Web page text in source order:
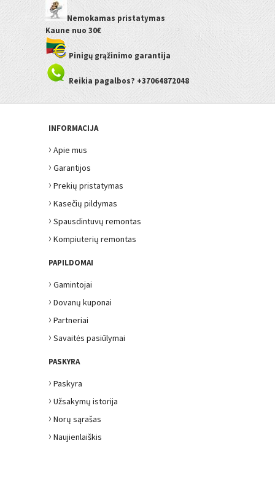
Nemokamas pristatymas
Kaune nuo 30€
Pinigų grąžinimo garantija
Reikia pagalbos? +37064872048
INFORMACIJA
› Apie mus
› Garantijos
› Prekių pristatymas
› Kasečių pildymas
› Spausdintuvų remontas
› Kompiuterių remontas
PAPILDOMAI
› Gamintojai
› Dovanų kuponai
› Partneriai
› Savaitės pasiūlymai
PASKYRA
› Paskyra
› Užsakymų istorija
› Norų sąrašas
› Naujienlaiškis